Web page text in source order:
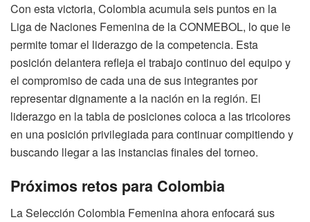
Con esta victoria, Colombia acumula seis puntos en la
Liga de Naciones Femenina de la CONMEBOL, lo que le
permite tomar el liderazgo de la competencia. Esta
posición delantera refleja el trabajo continuo del equipo y
el compromiso de cada una de sus integrantes por
representar dignamente a la nación en la región. El
liderazgo en la tabla de posiciones coloca a las tricolores
en una posición privilegiada para continuar compitiendo y
buscando llegar a las instancias finales del torneo.
Próximos retos para Colombia
La Selección Colombia Femenina ahora enfocará sus